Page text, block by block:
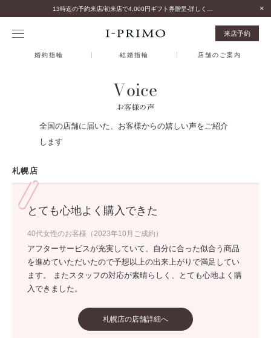
来店予約
婚約指輪 結婚指輪 店舗のご案内
Voice
お客様の声
全国の店舗に届いた、お客様からの嬉しい声をご紹介
します
札幌店
とても心地よく購入できた
40代女性のお客様（2023年10月ご成約）
アフターサービスが充実していて、自分に合った似合う商品
を進めていただいたので予想以上の出来上がりで満足してい
ます。 またスタッフの対応が素晴らしく、とても心地よく購
入できました。
札幌店の店舗詳細へ